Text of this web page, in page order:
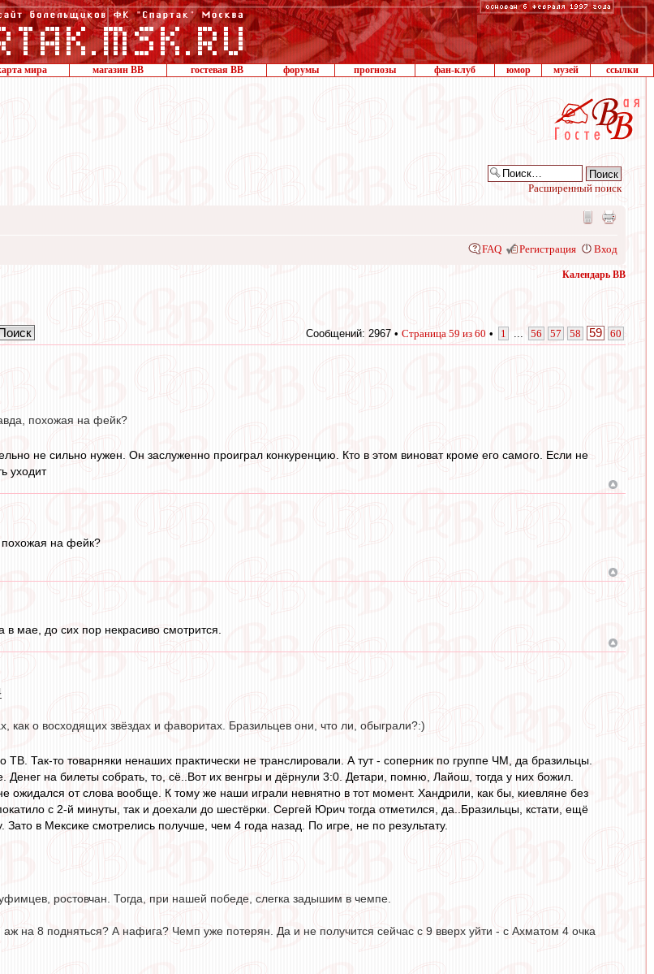
мира магазин ВВ гостевая ВВ форумы прогнозы фан-клуб юмор музей ссылки
Расширенный поиск
FAQ Регистрация Вход
Календарь ВВ
Сообщений: 2967 • Страница 59 из 60 • 1 56 57 58 59 60
похожая на фейк?
не сильно нужен. Он заслуженно проиграл конкуренцию. Кто в этом виноват кроме его самого. Если не
уходит
на фейк?
мае, до сих пор некрасиво смотрится.
как о восходящих звёздах и фаворитах. Бразильцев они, что ли, обыграли?:)
Так-то товарняки ненаших практически не транслировали. А тут - соперник по группе ЧМ, да бразильцы.
Денег на билеты собрать, то, сё..Вот их венгры и дёрнули 3:0. Детари, помню, Лайош, тогда у них божил.
ожидался от слова вообще. К тому же наши играли невнятно в тот момент. Хандрили, как бы, киевляне без
с 2-й минуты, так и доехали до шестёрки. Сергей Юрич тогда отметился, да..Бразильцы, кстати, ещё
Зато в Мексике смотрелись получше, чем 4 года назад. По игре, не по результату.
ростовчан. Тогда, при нашей победе, слегка задышим в чемпе.
на 8 подняться? А нафига? Чемп уже потерян. Да и не получится сейчас с 9 вверх уйти - с Ахматом 4 очка